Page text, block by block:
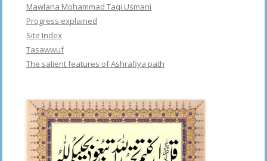
Mawlana Mohammad Taqi Usmani
Progress explained
Site Index
Tasawwuf
The salient features of Ashrafiya path